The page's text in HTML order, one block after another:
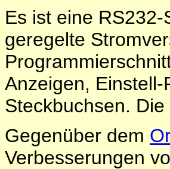
Es ist eine
geregelte
Anzeigen,
Steckbuchsen.
Gegenüber dem
Verbesserungen